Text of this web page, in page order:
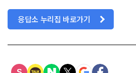
응답소 누리집 바로가기